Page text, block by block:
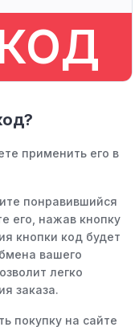
применить его в
понравившийся
его, нажав кнопку
кнопки код будет
вашего
легко
заказа.
покупку на сайте